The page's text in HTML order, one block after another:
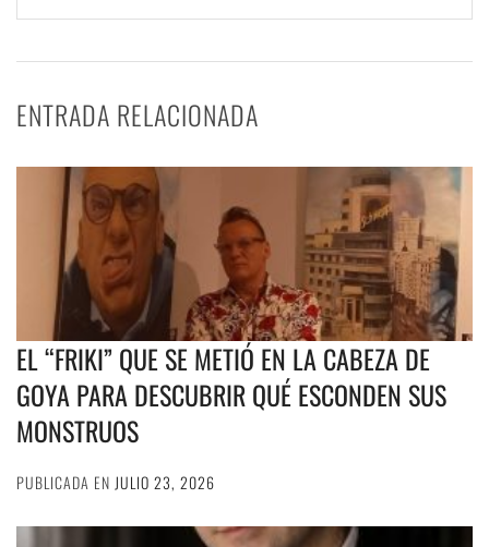
ENTRADA RELACIONADA
EL “FRIKI” QUE SE METIÓ EN LA CABEZA DE
GOYA PARA DESCUBRIR QUÉ ESCONDEN SUS
MONSTRUOS
PUBLICADA EN JULIO 23, 2026